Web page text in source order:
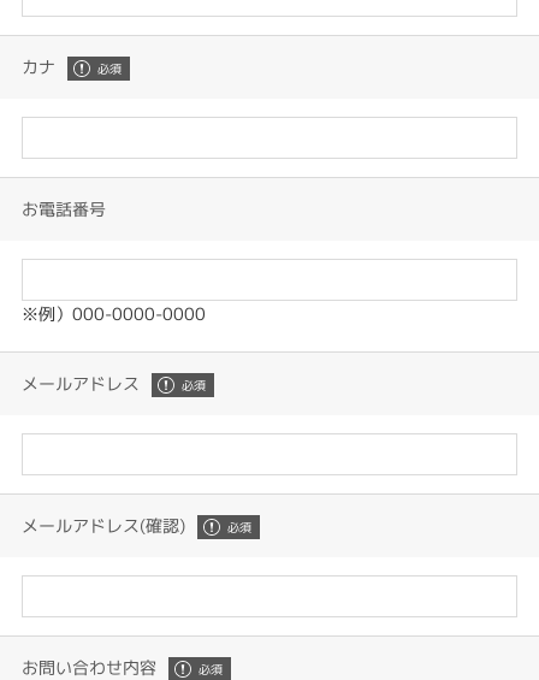
カナ
お電話番号
※例）000-0000-0000
メールアドレス
メールアドレス(確認)
お問い合わせ内容